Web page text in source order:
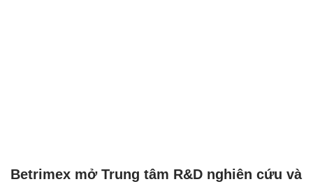
Betrimex mở Trung tâm R&D nghiên cứu và